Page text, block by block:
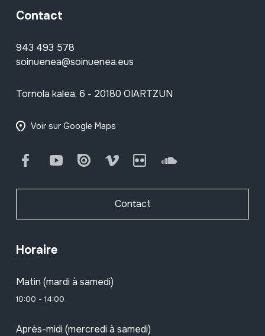
Contact
943 493 578
soinuenea@soinuenea.eus
Tornola kalea, 6 - 20180 OIARTZUN
Voir sur Google Maps
FacebookYoutube Issuu Vimeo Flickr SoundCloud
Contact
Horaire
Matin (mardi à samedi)
10:00 - 14:00
Après-midi (mercredi à samedi)